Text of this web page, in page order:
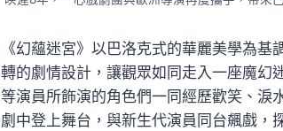
《幻蘊迷宮》以巴洛克式的華麗美學為
轉的劇情設計，讓觀眾如同走入一座魔幻
等演員所飾演的角色們一同經歷歡笑、
劇中登上舞台，與新生代演員同台飆戲，